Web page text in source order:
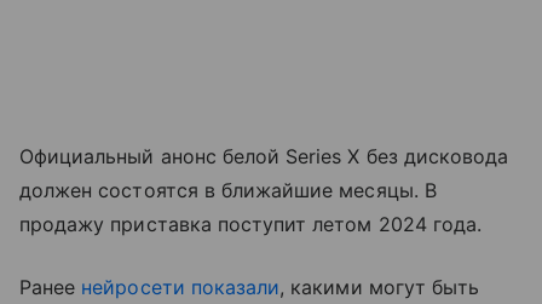
Официальный анонс белой Series X без дисковода
должен состоятся в ближайшие месяцы. В
продажу приставка поступит летом 2024 года.
Ранее нейросети показали, какими могут быть